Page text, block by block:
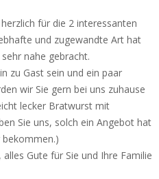
für die 2 interessanten
und zugewandte Art hat
nahe gebracht.
zu Gast sein und ein paar
wir Sie gern bei uns zuhause
lecker Bratwurst mit
Sie uns, solch ein Angebot hat
bekommen.)
Gute für Sie und Ihre Familie